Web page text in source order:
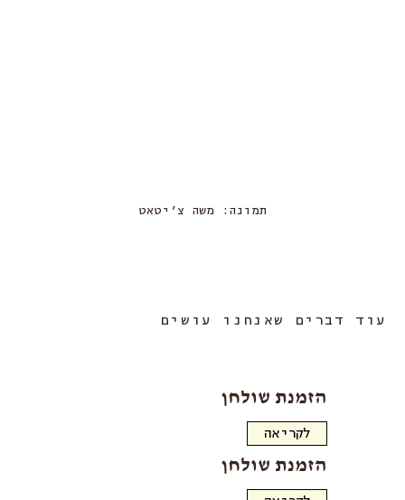
תמונה: משה צ׳יטאט
עוד דברים שאנחנו עושים
הזמנת שולחן
הזמנת שולחן